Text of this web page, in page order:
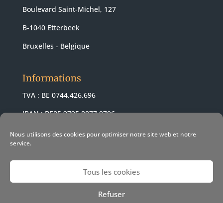
Nous utilisons des cookies pour optimiser notre site web et notre
service.
Tous les cookies
Refuser
Boulevard Saint-Michel, 127
B-1040 Etterbeek
Bruxelles - Belgique
Informations
TVA : BE 0744.426.696
IBAN : BE85 9795 8877 0706
BIC : ARSPBE22
© 2021 Revendeur Apple Pomme-z -